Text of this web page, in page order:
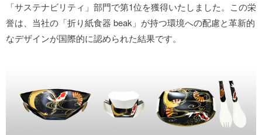
「サステナビリティ」部門で第1位を獲得いたしました。この栄
誉は、当社の「折り紙食器 beak」が持つ環境への配慮と革新的
なデザインが国際的に認められた結果です。